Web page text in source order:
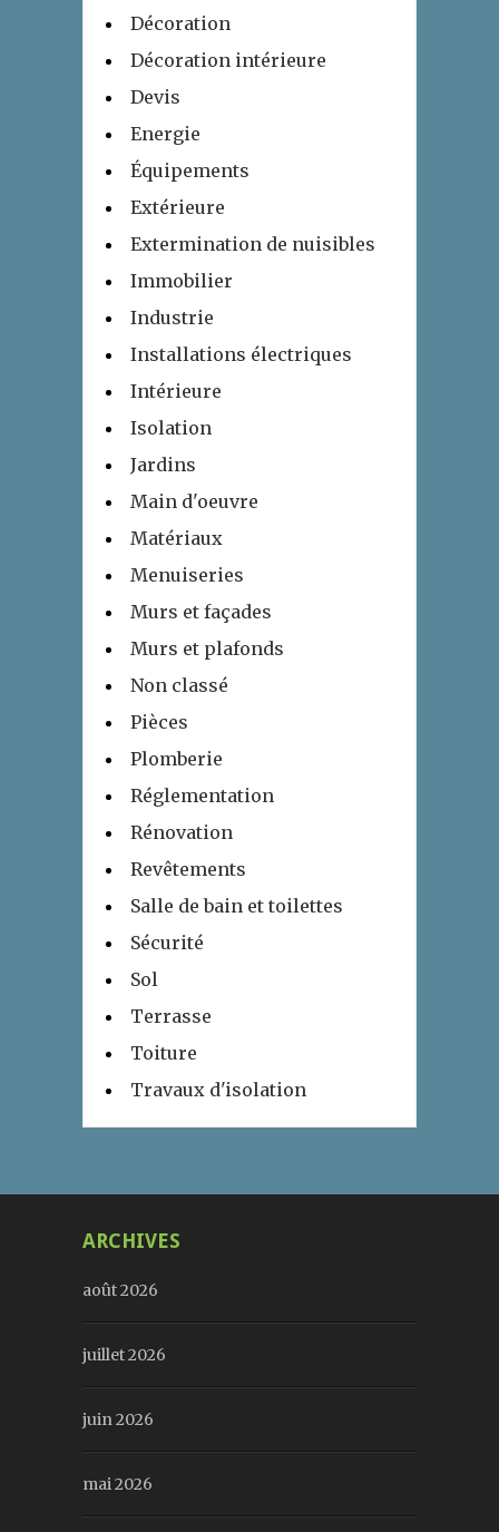
Décoration
Décoration intérieure
Devis
Energie
Équipements
Extérieure
Extermination de nuisibles
Immobilier
Industrie
Installations électriques
Intérieure
Isolation
Jardins
Main d'oeuvre
Matériaux
Menuiseries
Murs et façades
Murs et plafonds
Non classé
Pièces
Plomberie
Réglementation
Rénovation
Revêtements
Salle de bain et toilettes
Sécurité
Sol
Terrasse
Toiture
Travaux d'isolation
ARCHIVES
août 2026
juillet 2026
juin 2026
mai 2026